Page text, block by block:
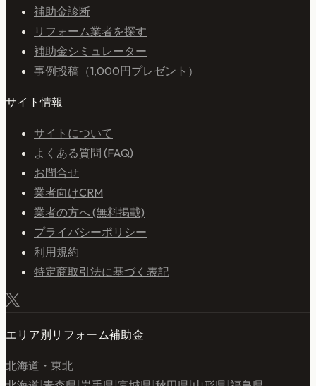
補助金診断
リフォーム業者を探す
補助金シミュレーター
事例投稿（1,000円プレゼント）
サイト情報
サイトについて
よくある質問 (FAQ)
お問合せ
業者向けCRM
業者の方へ (無料掲載)
プライバシーポリシー
利用規約
特定商取引法に基づく表記
エリア別リフォーム補助金
北海道・東北